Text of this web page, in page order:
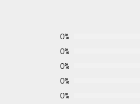
0%
0%
0%
0%
0%